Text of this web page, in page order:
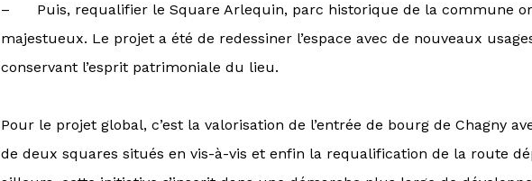
– Puis, requalifier le Square Arlequin, parc historique de la commune
majestueux. Le projet a été de redessiner l’espace avec de nouveaux
conservant l’esprit patrimoniale du lieu.
Pour le projet global, c’est la valorisation de l’entrée de bourg de Chagny
de deux squares situés en vis-à-vis et enfin la requalification de la route